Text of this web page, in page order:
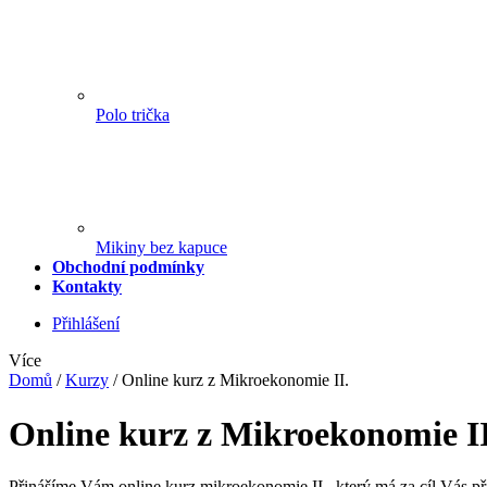
Polo trička
Mikiny bez kapuce
Obchodní podmínky
Kontakty
Přihlášení
Více
Domů / Kurzy / Online kurz z Mikroekonomie II.
Online kurz z Mikroekonomie